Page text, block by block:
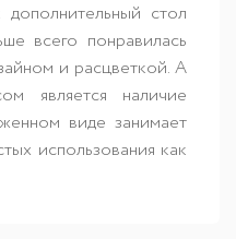
стол
всего понравилась
и расцветкой. А
является наличие
виде занимает
использования как